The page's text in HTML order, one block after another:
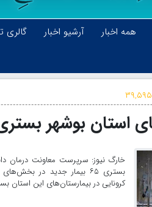
همه اخبار آرشیو اخبار گالری
۳۹,۵۹۵
خارگ نیوز: سرپرست معاونت درمان
کرونایی در بیمارستان‌های این استان